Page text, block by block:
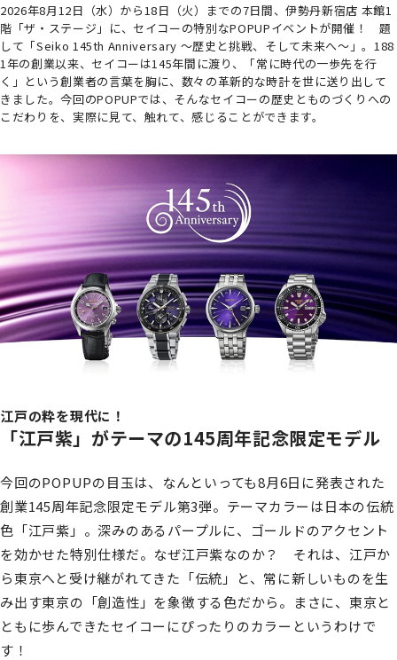
2026年8月12日（水）から18日（火）までの7日間、伊勢丹新宿店 本館1
階「ザ・ステージ」に、セイコーの特別なPOPUPイベントが開催！ 題
して「Seiko 145th Anniversary ～歴史と挑戦、そして未来へ～」。188
1年の創業以来、セイコーは145年間に渡り、「常に時代の一歩先を行
く」という創業者の言葉を胸に、数々の革新的な時計を世に送り出して
きました。今回のPOPUPでは、そんなセイコーの歴史とものづくりへの
こだわりを、実際に見て、触れて、感じることができます。
江戸の粋を現代に！
「江戸紫」がテーマの145周年記念限定モデル
今回のPOPUPの目玉は、なんといっても8月6日に発表された
創業145周年記念限定モデル第3弾。テーマカラーは日本の伝統
色「江戸紫」。深みのあるパープルに、ゴールドのアクセント
を効かせた特別仕様だ。なぜ江戸紫なのか？ それは、江戸か
ら東京へと受け継がれてきた「伝統」と、常に新しいものを生
み出す東京の「創造性」を象徴する色だから。まさに、東京と
ともに歩んできたセイコーにぴったりのカラーというわけで
す！